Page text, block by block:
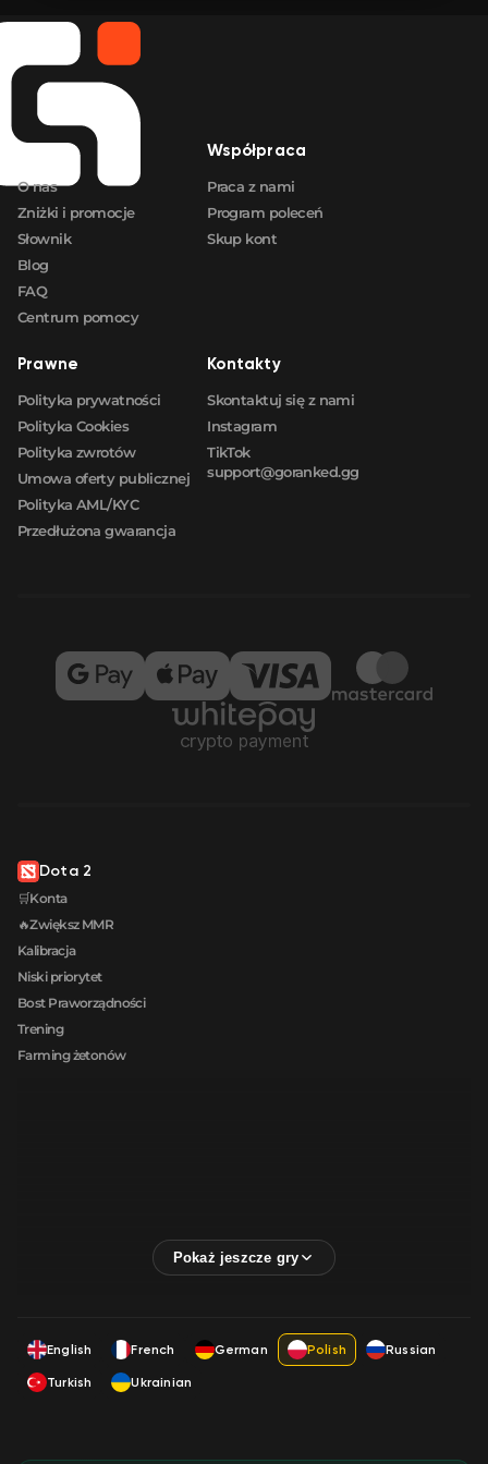
FN
Firma
O nas
Zniżki i promocje
Słownik
Blog
FAQ
Centrum pomocy
Współpraca
Praca z nami
Program poleceń
Skup kont
Prawne
Polityka prywatności
Polityka Cookies
Polityka zwrotów
Umowa oferty publicznej
Polityka AML/KYC
Przedłużona gwarancja
Kontakty
Skontaktuj się z nami
Instagram
TikTok
support@goranked.gg
Dota 2
🛒Konta
🔥Zwiększ MMR
Kalibracja
Niski priorytet
Bost Praworządności
Trening
Farming żetonów
English French German Polish
Russian
Turkish
Ukrainian